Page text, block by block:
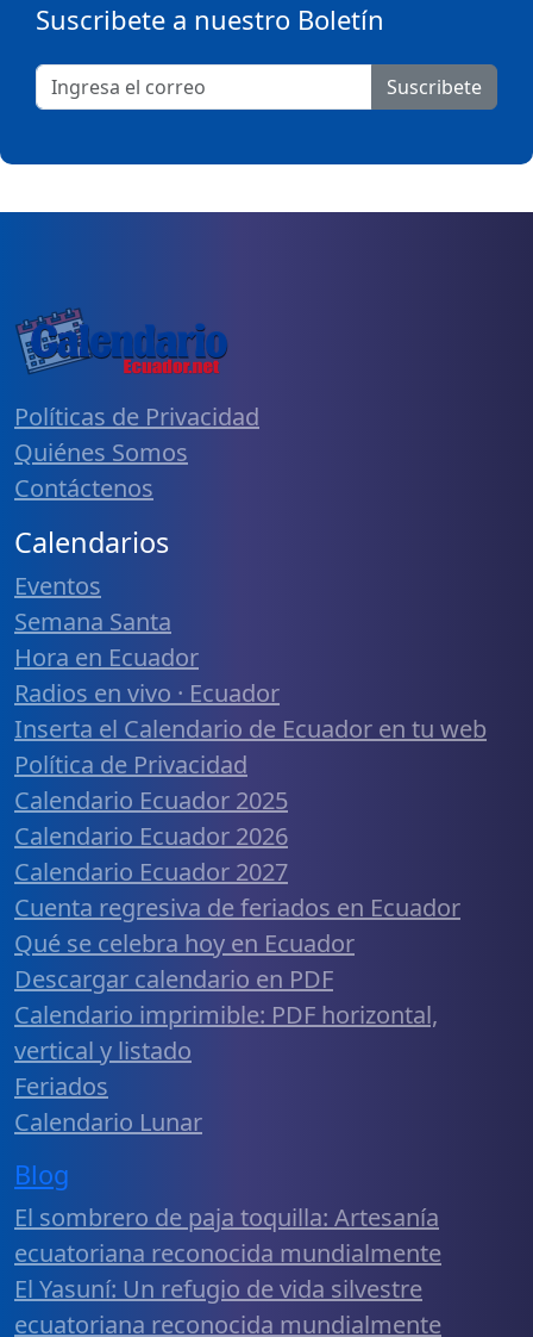
Suscribete a nuestro Boletín
Suscribete
Políticas de Privacidad
Quiénes Somos
Contáctenos
Calendarios
Eventos
Semana Santa
Hora en Ecuador
Radios en vivo · Ecuador
Inserta el Calendario de Ecuador en tu web
Política de Privacidad
Calendario Ecuador 2025
Calendario Ecuador 2026
Calendario Ecuador 2027
Cuenta regresiva de feriados en Ecuador
Qué se celebra hoy en Ecuador
Descargar calendario en PDF
Calendario imprimible: PDF horizontal,
vertical y listado
Feriados
Calendario Lunar
Blog
El sombrero de paja toquilla: Artesanía
ecuatoriana reconocida mundialmente
El Yasuní: Un refugio de vida silvestre
ecuatoriana reconocida mundialmente